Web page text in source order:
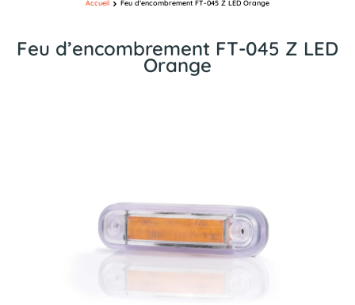
Feu d’encombrement FT-045 Z LED
Orange
Accueil Feu d’encombrement FT-045 Z LED Orange